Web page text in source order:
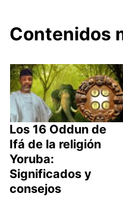
Contenidos
Los 16 Oddun de
Ifá de la religión
Yoruba:
Significados y
consejos